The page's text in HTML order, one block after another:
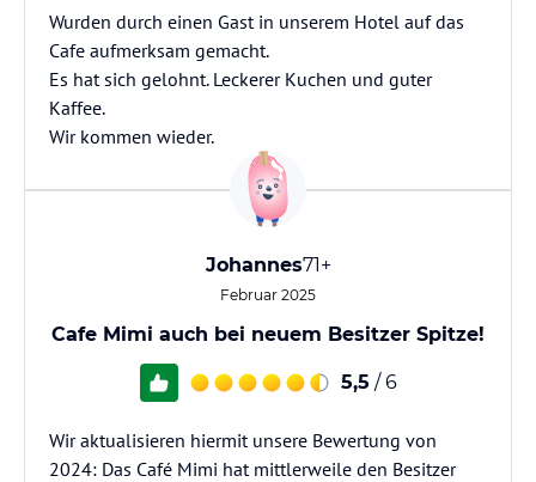
Wurden durch einen Gast in unserem Hotel auf das
Cafe aufmerksam gemacht.
Es hat sich gelohnt. Leckerer Kuchen und guter
Kaffee.
Wir kommen wieder.
Johannes71+
Februar 2025
Cafe Mimi auch bei neuem Besitzer Spitze!
5,5 / 6
Wir aktualisieren hiermit unsere Bewertung von
2024: Das Café Mimi hat mittlerweile den Besitzer